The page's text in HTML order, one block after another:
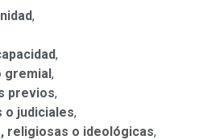
,
,
gremial,
previos,
o judiciales,
religiosas o ideológicas,